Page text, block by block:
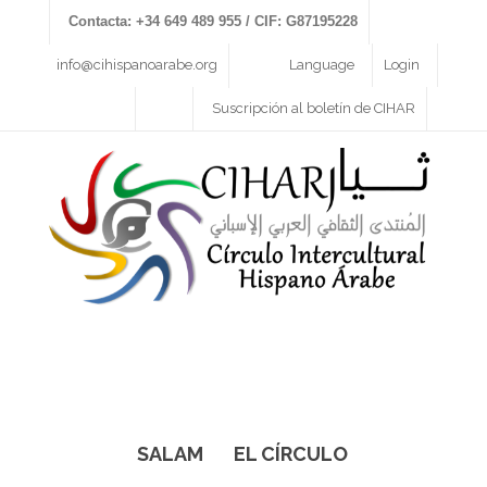
Contacta: +34 649 489 955 / CIF: G87195228
info@cihispanoarabe.org Login
Language
Suscripción al boletín de CIHAR
SALAM
EL CÍRCULO